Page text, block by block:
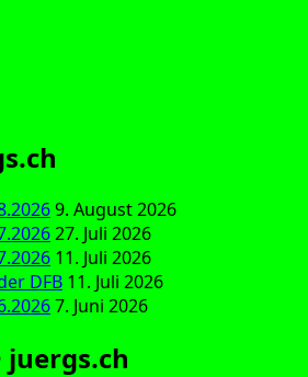
9. August 2026
27. Juli 2026
11. Juli 2026
DFB 11. Juli 2026
7. Juni 2026
juergs.ch